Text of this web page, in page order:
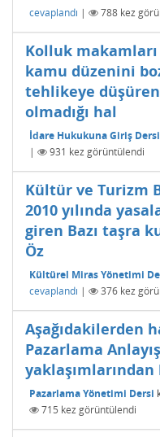
cevaplandı | 788 kez
Kolluk
kamu düzenini
tehlikeye
olmadığı hal
İdare Hukukuna Giriş Dersi
|
931 kez görüntülendi
Kültür ve Turizm
2010 yılında
giren Bazı taşra
Öz
Kültürel Miras Yönetimi
cevaplandı | 376 kez
Aşağıdakilerden
Pazarlama
Pazarlama Yönetimi Dersi
715 kez görüntülendi